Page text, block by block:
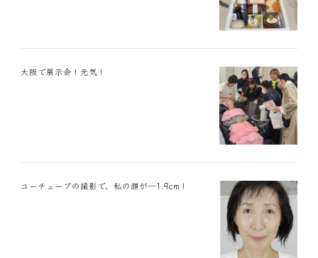
大阪で展示会！元気！
ユーチューブの撮影で、私の顔が―1.9cm！